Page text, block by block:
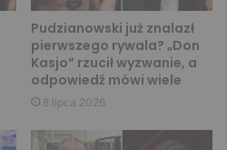
Pudzianowski już znalazł
pierwszego rywala? „Don
Kasjo” rzucił wyzwanie, a
odpowiedź mówi wiele
8 lipca 2026